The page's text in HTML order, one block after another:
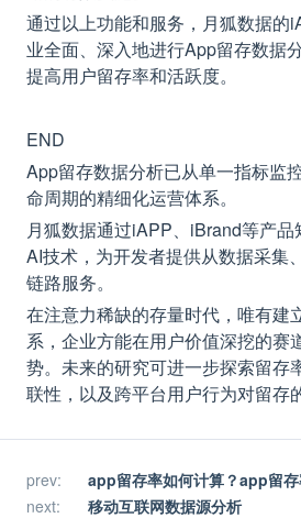
通过以上功能和服务，月狐数据的
业全面、深入地进行App留存数据
提高用户留存率和活跃度。
END
App留存数据分析已从单一指标监
命周期的精细化运营体系。
月狐数据通过iAPP、iBrand等产
AI技术，为开发者提供从数据采集
链路服务。
在注意力稀缺的存量时代，唯有建
系，企业方能在用户价值深挖的赛
势。未来的研究可进一步探索留存
联性，以及跨平台用户行为对留存
prev:
app留存率如何计算？app留存
next: 移动互联网数据源分析